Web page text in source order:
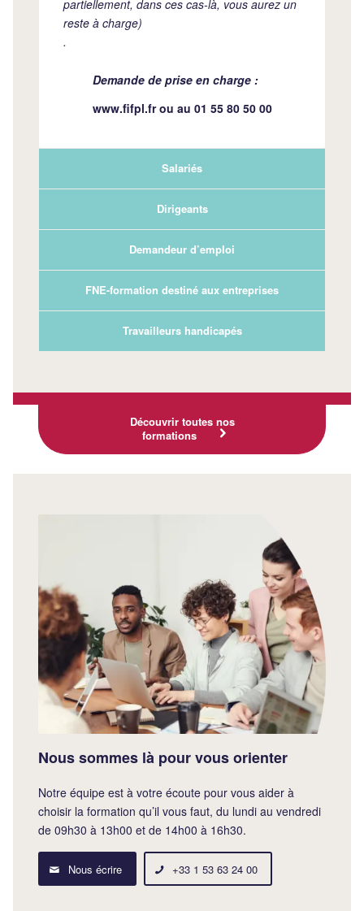
partiellement, dans ces cas-là, vous aurez un
reste à charge)
.
Demande de prise en charge :
www.fifpl.frou au 01 55 80 50 00
Salariés
Dirigeants
Demandeur d’emploi
FNE-formation destiné aux entreprises
Travailleurs handicapés
Découvrir toutes nos
formations
Nous sommes là pour vous orienter
Notre équipe est à votre écoute pour vous aider à
choisir la formation qu’il vous faut, du lundi au vendredi
de 09h30 à 13h00 et de 14h00 à 16h30.
Nous écrire +33 1 53 63 24 00